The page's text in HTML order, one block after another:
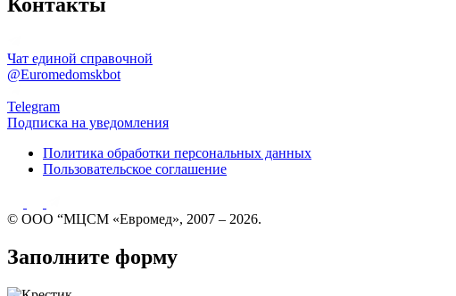
Чат единой справочной
@Euromedomskbot
Telegram
Подписка на уведомления
Политика обработки персональных данных
Пользовательское соглашение
© ООО “МЦСМ «Евромед», 2007 – 2026.
Заполните форму